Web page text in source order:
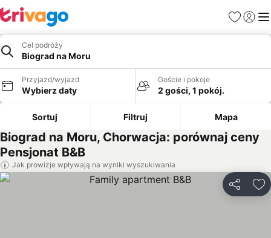
Ulubione
Cel podróży
Biograd na Moru
Przyjazd/wyjazd
Wybierz daty
Goście i pokoje
2 gości, 1 pokój.
Sortuj Filtruj Mapa
Biograd na Moru, Chorwacja: porównaj ceny
Pensjonat B&B
Jak prowizje wpływają na wyniki wyszukiwania